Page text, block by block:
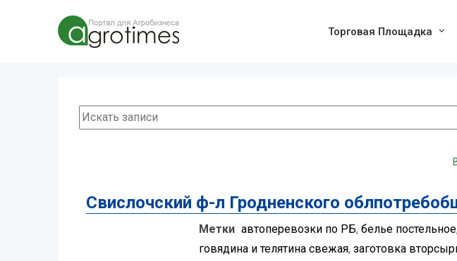
Торговая Площадка
Свислочский ф-л Гродненского
Метки автоперевозки по РБ, белье постельное,
говядина и телятина свежая, заготовка